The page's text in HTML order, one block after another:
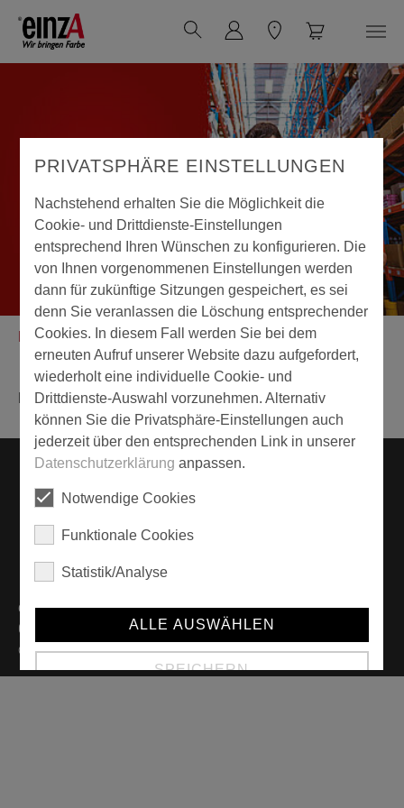
Zum Hauptinhalt springen
Sie sind hier:
Home Warenkorb
Der Warenkorb ist leer.
Kontakt
Haftungshinweis
AGB
Datenschutzhinweise
Privatsphäre-Einstellungen
Impressum
einzA Farbenhat4,6von5Sternen von1280Bewertungen auf
Google |
einzA - Wir bringen Farbe
© einzA Farben GmbH & Co KG - all rights reserved.
PRIVATSPHÄRE EINSTELLUNGEN
Nachstehend erhalten Sie die Möglichkeit die
Cookie- und Drittdienste-Einstellungen
entsprechend Ihren Wünschen zu konfigurieren. Die
von Ihnen vorgenommenen Einstellungen werden
dann für zukünftige Sitzungen gespeichert, es sei
denn Sie veranlassen die Löschung entsprechender
Cookies. In diesem Fall werden Sie bei dem
erneuten Aufruf unserer Website dazu aufgefordert,
wiederholt eine individuelle Cookie- und
Drittdienste-Auswahl vorzunehmen. Alternativ
können Sie die Privatsphäre-Einstellungen auch
jederzeit über den entsprechenden Link in unserer
Datenschutzerklärung anpassen.
Notwendige Cookies
Funktionale Cookies
Statistik/Analyse
ALLE AUSWÄHLEN
SPEICHERN